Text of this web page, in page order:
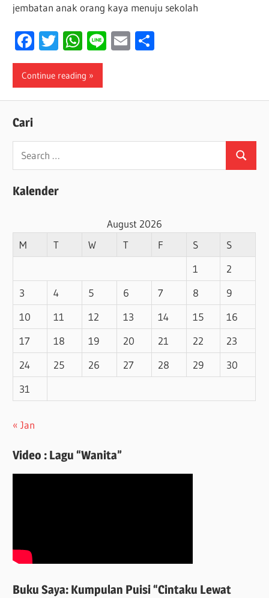
jembatan anak orang kaya menuju sekolah
Facebook
Twitter
WhatsApp
LineEmail
Continue reading
Cari
Search
for:
Search
Kalender
August 2026
M
T W T F S
S
1
2
3
4 5 6 7 8
9
10
11 12 13 14 15
16
17
18 19 20 21 22
23
24
25 26 27 28 29
30
31
« Jan
Video : Lagu “Wanita”
Buku Saya: Kumpulan Puisi “Cintaku Lewat